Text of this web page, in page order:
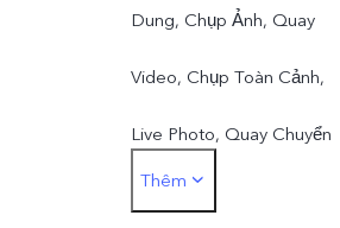
Dung, Chụp Ảnh, Quay
Video, Chụp Toàn Cảnh,
Live Photo, Quay Chuyển
Động Chậm, Quay Tua
Thêm